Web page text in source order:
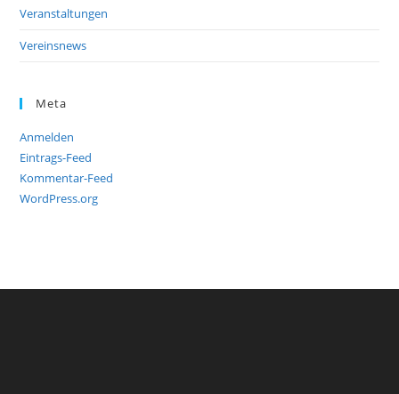
Veranstaltungen
Vereinsnews
Meta
Anmelden
Eintrags-Feed
Kommentar-Feed
WordPress.org